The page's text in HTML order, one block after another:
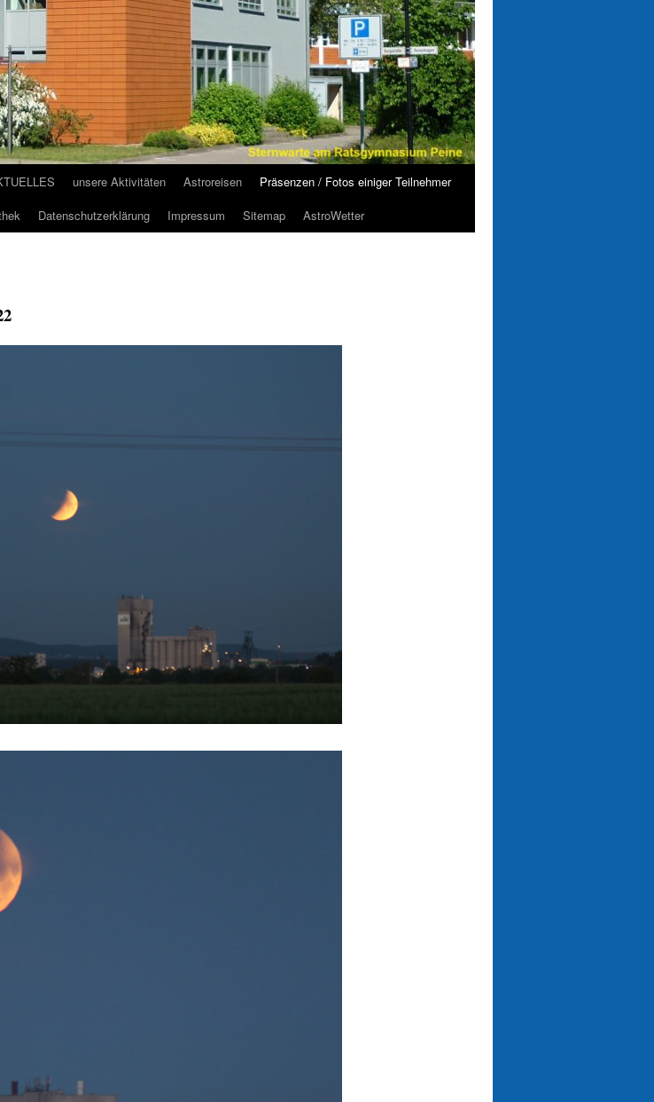
unsere Aktivitäten Astroreisen
Präsenzen / Fotos einiger Teilnehmer
Datenschutzerklärung Impressum Sitemap AstroWetter